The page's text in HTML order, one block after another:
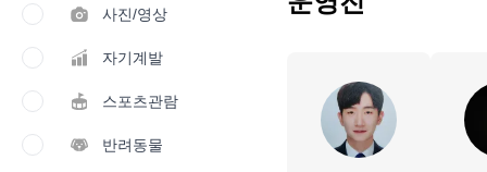
사진/영상
자기계발
스포츠관람
반려동물